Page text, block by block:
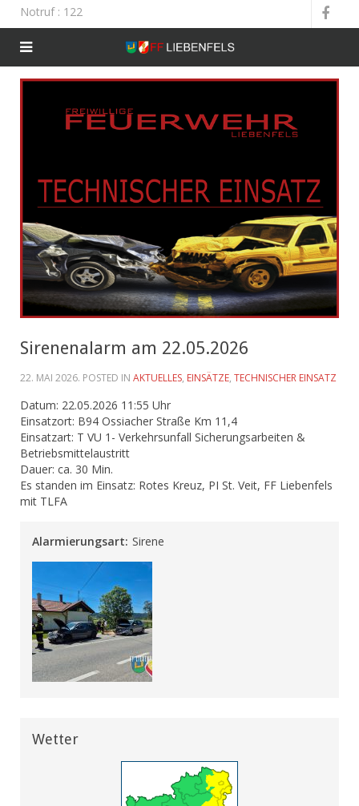
Notruf: 122
Sirenenalarm am 22.05.2026
22. MAI 2026. POSTED IN AKTUELLES, EINSÄTZE, TECHNISCHER EINSATZ
Datum: 22.05.2026 11:55 Uhr
Einsatzort: B94 Ossiacher Straße Km 11,4
Einsatzart: T VU 1- Verkehrsunfall Sicherungsarbeiten &
Betriebsmittelaustritt
Dauer: ca. 30 Min.
Es standen im Einsatz: Rotes Kreuz, PI St. Veit, FF Liebenfels
mit TLFA
Alarmierungsart: Sirene
Wetter